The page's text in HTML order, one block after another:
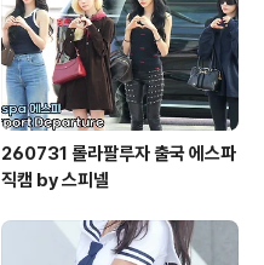
260731 롤라팔루자 출국 에스파
직캠 by 스피넬